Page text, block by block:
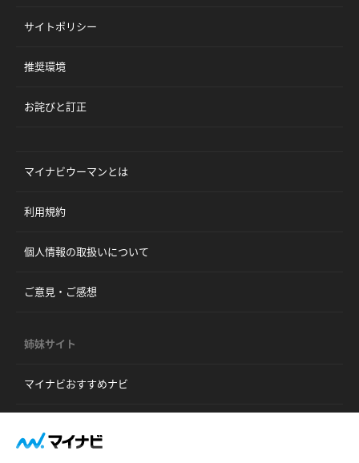
サイトポリシー
推奨環境
お詫びと訂正
マイナビウーマンとは
利用規約
個人情報の取扱いについて
ご意見・ご感想
姉妹サイト
マイナビおすすめナビ